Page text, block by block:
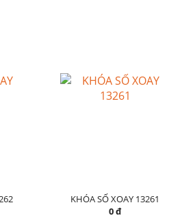
KHÓA SỐ XOAY 13261
0 đ